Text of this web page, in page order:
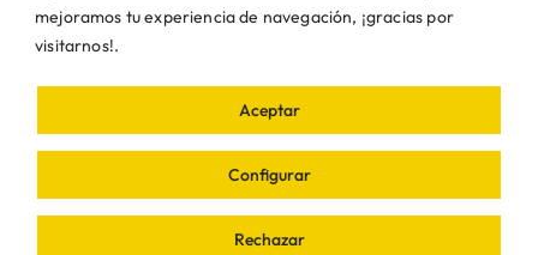
mejoramos tu experiencia de navegación, ¡gracias por
visitarnos!.
Configurar
Rechazar
Aceptar
© VDP 2000 - 2026 •Ayuntamiento de Villanueva
Villanueva de Perales | Madrid • Todos los
derechos reservados • Diseñado con ❤ poriDEA